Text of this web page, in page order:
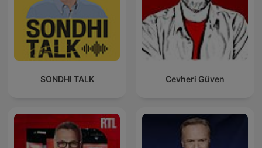
SONDHI TALK Cevheri Güven